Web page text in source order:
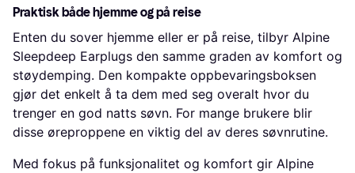
Praktisk både hjemme og på reise
Enten du sover hjemme eller er på reise, tilbyr Alpine
Sleepdeep Earplugs den samme graden av komfort og
støydemping. Den kompakte oppbevaringsboksen
gjør det enkelt å ta dem med seg overalt hvor du
trenger en god natts søvn. For mange brukere blir
disse øreproppene en viktig del av deres søvnrutine.
Med fokus på funksjonalitet og komfort gir Alpine